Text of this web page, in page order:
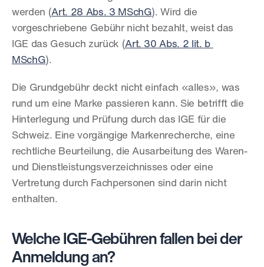
werden (Art. 28 Abs. 3 MSchG). Wird die
vorgeschriebene Gebühr nicht bezahlt, weist das
IGE das Gesuch zurück (Art. 30 Abs. 2 lit. b
MSchG).
Die Grundgebühr deckt nicht einfach «alles», was
rund um eine Marke passieren kann. Sie betrifft die
Hinterlegung und Prüfung durch das IGE für die
Schweiz. Eine vorgängige Markenrecherche, eine
rechtliche Beurteilung, die Ausarbeitung des Waren-
und Dienstleistungsverzeichnisses oder eine
Vertretung durch Fachpersonen sind darin nicht
enthalten.
Welche IGE-Gebühren fallen bei der
Anmeldung an?